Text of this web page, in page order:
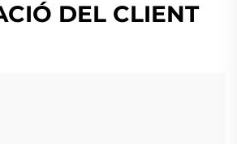
DEL CLIENT